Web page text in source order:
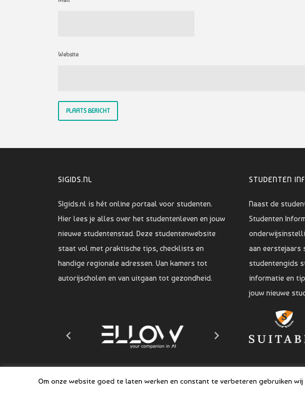
Website
SIGIDS.NL
SIgids.nl is hét online portaal voor studenten.
Hier lees je alles over het studentenleven en jouw
nieuwe studentenstad. Deze studentenwebsite
staat vol met praktische tips, checklists en
handige regionale adressen. Van kamers tot
autorijscholen en van uitgaan tot gezondheid.
STUDENTEN
Naast de
Studenten
aan eerstejaars
studentengids
informatie en
jouw nieuwe
Om onze website goed te laten werken en constant te verbeteren gebruiken